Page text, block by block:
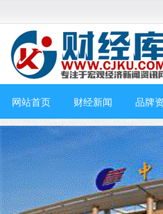
网站首页 财经新闻 品牌